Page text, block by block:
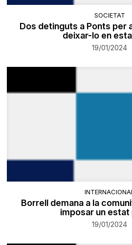
SOCIETAT
Dos detinguts a Ponts per
deixar-lo en
19/01/2024
INTERNACIONAL
Borrell demana a la
imposar un estat
19/01/2024